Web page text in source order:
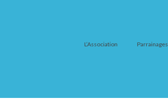
L’Association Parrainages